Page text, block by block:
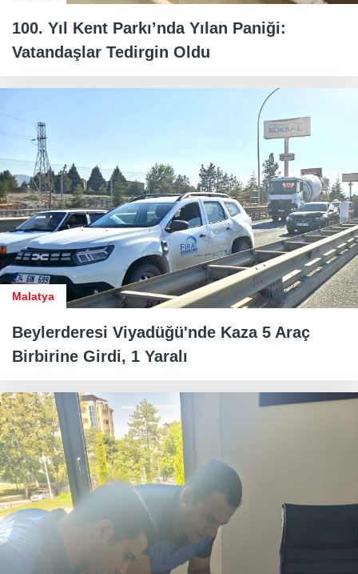
100. Yıl Kent Parkı’nda Yılan Paniği:
Vatandaşlar Tedirgin Oldu
Malatya
Beylerderesi Viyadüğü'nde Kaza 5 Araç
Birbirine Girdi, 1 Yaralı